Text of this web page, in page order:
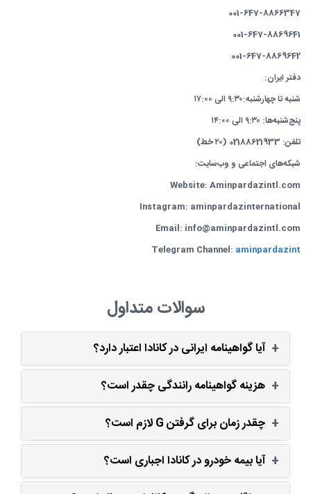
001-647-8866347
001-647-8869641
001-647-8869642
دفتر ایران:
شنبه تا چهارشنبه:۹:۳۰ الی ۱۷:۰۰
پنج‌شنبه‌ها: ۹:۳۰ الی ۱۴:۰۰
تلفن: 02188621933 (۲۰ خط)
شبکه‌های اجتماعی و وب‌سایت:
Website: Aminpardazintl.com
Instagram: aminpardazinternational
Email: info@aminpardazintl.com
Telegram Channel: aminpardazint
سوالات متداول
آیا گواهینامه ایرانی در کانادا اعتبار دارد؟
هزینه گواهینامه رانندگی چقدر است؟
چقدر زمان برای گرفتن G لازم است؟
آیا بیمه خودرو در کانادا اجباری است؟